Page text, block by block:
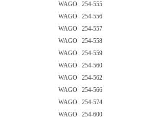
WAGO 254-555
WAGO 254-556
WAGO 254-557
WAGO 254-558
WAGO 254-559
WAGO 254-560
WAGO 254-562
WAGO 254-566
WAGO 254-574
WAGO 254-600